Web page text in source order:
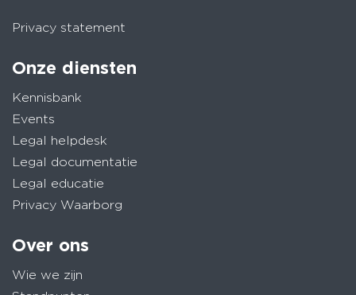
Privacy statement
Onze diensten
Kennisbank
Events
Legal helpdesk
Legal documentatie
Legal educatie
Privacy Waarborg
Over ons
Wie we zijn